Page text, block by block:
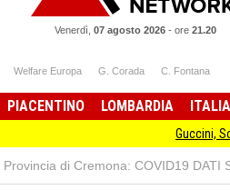
Venerdì, 07 agosto 2026 - ore 21.20
Welfare Europa G. Corada C. Fontana
PIACENTINO LOMBARDIA ITALIA
Guccini, Schlein: non ha
Provincia di Cremona: COVID19 DATI